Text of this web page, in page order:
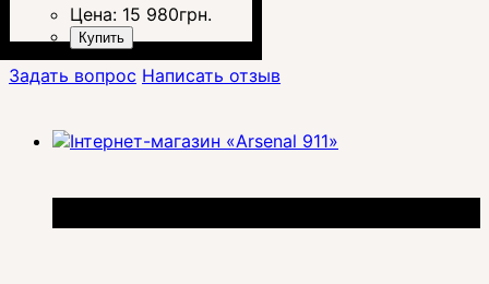
Цена: 15 980грн.
Купить
Задать вопрос Написать отзыв